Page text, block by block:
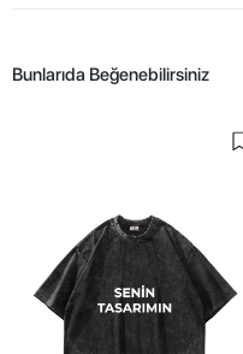
Bunlarıda Beğenebilirsiniz